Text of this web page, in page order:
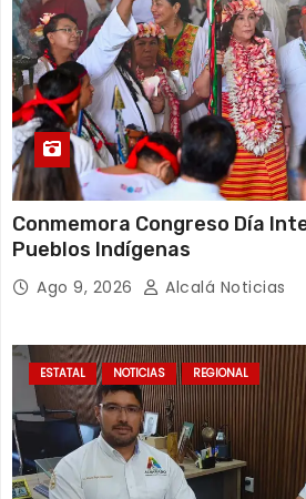
Conmemora Congreso Día
Pueblos Indígenas
Ago 9, 2026 Alcalá Noticias
ESTATAL NOTICIAS REGIONAL